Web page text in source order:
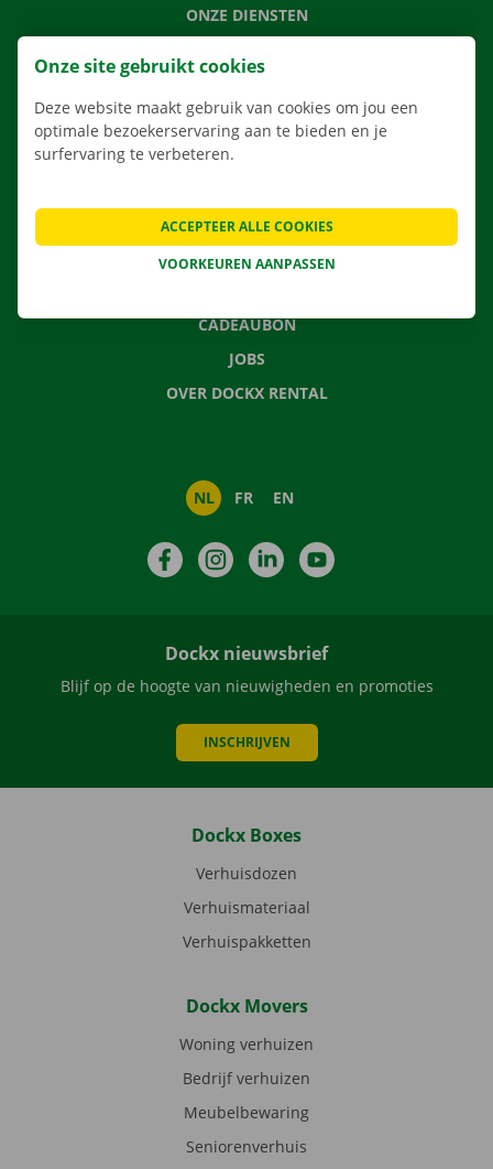
ONZE DIENSTEN
VERHUISOPLOSSINGEN
CONTACTEER ONS
VEELGESTELDE VRAGEN
CADEAUBON
JOBS
OVER DOCKX RENTAL
NL FR EN
FacebookInstagramLinkedIn
Dockx nieuwsbrief
Blijf op de hoogte van nieuwigheden en promoties
INSCHRIJVEN
Dockx Boxes
Verhuisdozen
Verhuismateriaal
Verhuispakketten
Dockx Movers
Woning verhuizen
Bedrijf verhuizen
Meubelbewaring
Seniorenverhuis
Onze site gebruikt cookies
Deze website maakt gebruik van cookies om jou een
optimale bezoekerservaring aan te bieden en je
surfervaring te verbeteren.
VOORKEUREN AANPASSEN
ACCEPTEER ALLE COOKIES